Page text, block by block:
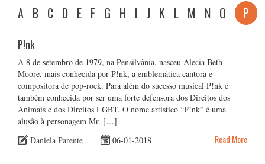
A B C D E F G H I J K L M N O P
P!nk
A 8 de setembro de 1979, na Pensilvânia, nasceu Alecia Beth
Moore, mais conhecida por P!nk, a emblemática cantora e
compositora de pop-rock. Para além do sucesso musical P!nk é
também conhecida por ser uma forte defensora dos Direitos dos
Animais e dos Direitos LGBT. O nome artístico “P!nk” é uma
alusão à personagem Mr. […]
Daniela Parente
06-01-2018 Read More